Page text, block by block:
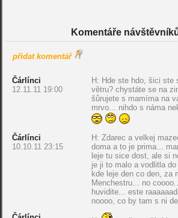
Komentáře
přidat komentář
Čárlínci
12.11.11 19:00
H: Hde ste hdo, šici ste
větru? chystáte se na
šůrujete s mamíma na
mrvo... nihdo s náma
Čárlínci
10.10.11 23:15
H: Zdarec a velkej
doma a to je prima...
leje tu sice dost, ale si
je ji to malo a vodlitla
kde leje den co den, za
Menchestru... no
huvidite... este
noooo, co by tam s ni